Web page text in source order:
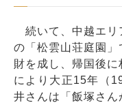
続いて、中越エリ
の「松雲山荘庭園
財を成し、帰国後
により大正15年（
井さんは「飯塚さん